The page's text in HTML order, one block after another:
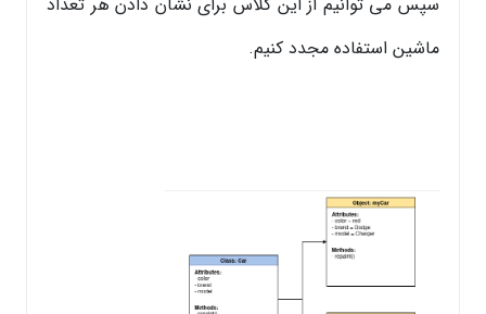
ماشین استفاده مجدد کنیم.